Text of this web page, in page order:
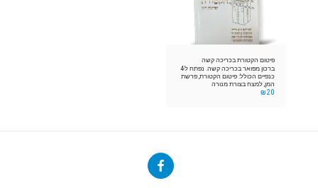
פיטום הקטורת בכריכה קשה
ברכון מפואר בכריכה קשה. נפתח ל-4
כנפיים הכולל: פיטום הקטורת, פרשת
המן, למצח בצורת מנורה
₪20